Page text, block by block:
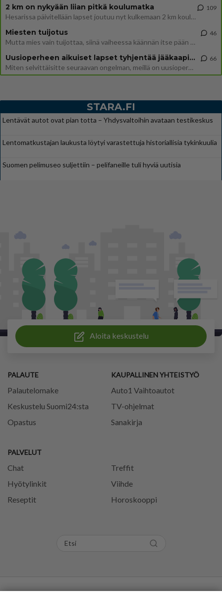
2 km on nykyään liian pitkä koulumatka
Hesarissa päivitellään lapset joutuu nyt kulkemaan 2 km kouluun jösses. Ruostefillarilla tuo matka menee vaikka miten äk
109
Miesten tuijotus
Mutta mies vain tuijottaa, siinä vaiheessa käännän itse pään pois. Mikä juttu? Yleensä jos joku tuijottaa tai katsoo, hä
46
Uusioperheen aikuiset lapset tyhjentää jääkaapin käydessään
Miten selvittäisitte seuraavan ongelman, meillä on uusioperhe, minulla teini-ikäiset lapset ja puolisolla aikuiset, jotk
66
STARA.FI
Lentävät autot ovat pian totta – Yhdysvaltoihin avataan testikeskus
Lentomatkustajan laukusta löytyi varastettuja historiallisia tykinkuulia
Suomen pelimuseo suljettiin – pelifaneille tuli hyviä uutisia
Aloita keskustelu
PALAUTE
Palautelomake
Keskustelu Suomi24:sta
Opastus
PALVELUT
Chat
Treffit
Hyötylinkit
Viihde
Reseptit
Horoskooppi
KAUPALLINEN YHTEISTYÖ
Auto1 Vaihtoautot
TV-ohjelmat
Sanakirja